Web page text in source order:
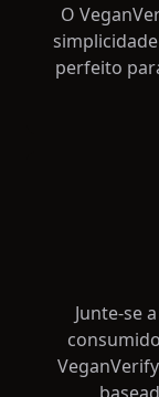
O
perfeito
Junte-se